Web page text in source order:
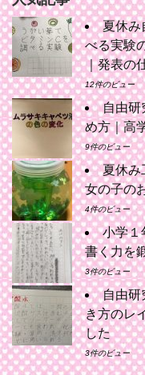
夏休み
べる実験
｜発表の
12件のビュー
自由研
め方｜高
9件のビュー
夏休み
女の子の
4件のビュー
小学１
書く力を
3件のビュー
自由研
き方のレ
した
3件のビュー